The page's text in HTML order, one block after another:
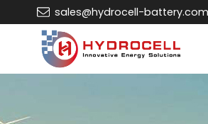
sales@hydrocell-battery.com